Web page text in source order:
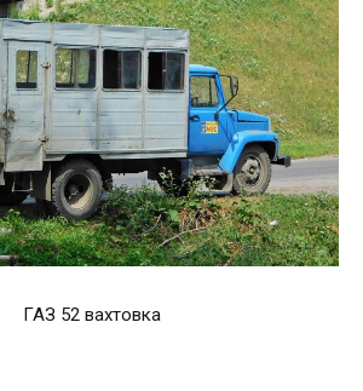
ГАЗ 52 вахтовка